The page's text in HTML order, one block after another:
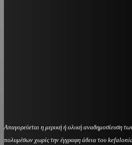
Απαγορεύεται η μερική ή ολική αναδημοσίευση
πολυμέσων χωρίς την έγγραφη άδεια του